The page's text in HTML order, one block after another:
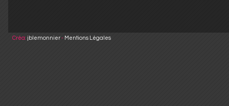
Créa: jblemonnier- Mentions Légales